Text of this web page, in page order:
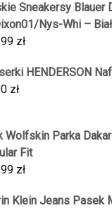
Sneakersy Blauer
Nys-Whi –
zł
HENDERSON
zł
Wolfskin Parka
Fit
zł
Klein Jeans Pasek